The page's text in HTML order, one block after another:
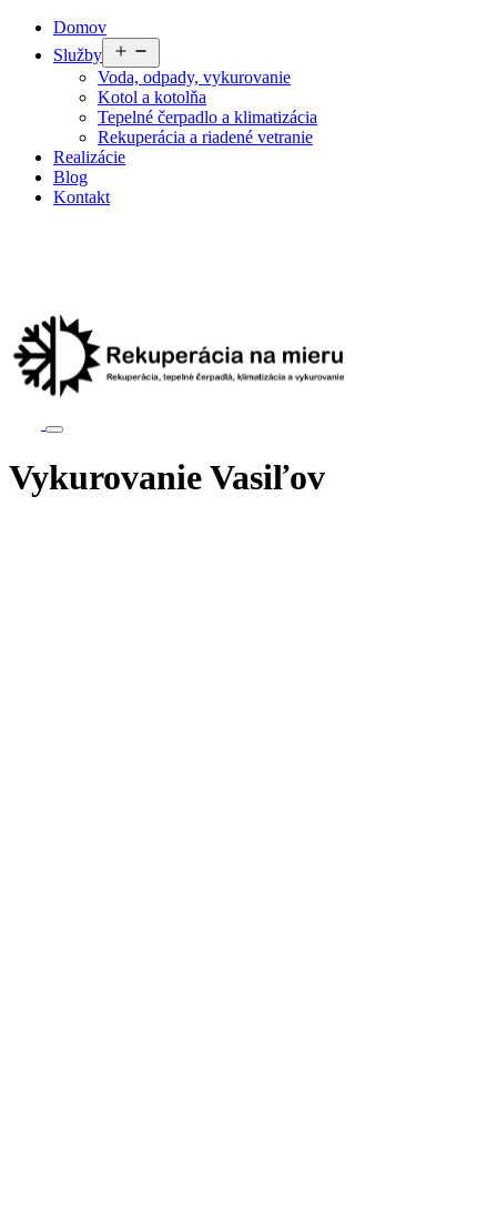
PreskočiťDomov
Služby
menu
Voda, odpady, vykurovanie
Kotol a kotolňa
Tepelné čerpadlo a klimatizácia
Rekuperácia a riadené vetranie
Realizácie
Blog
Kontakt
Vykurovanie Vasiľov